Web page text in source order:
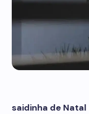
saidinha de Natal